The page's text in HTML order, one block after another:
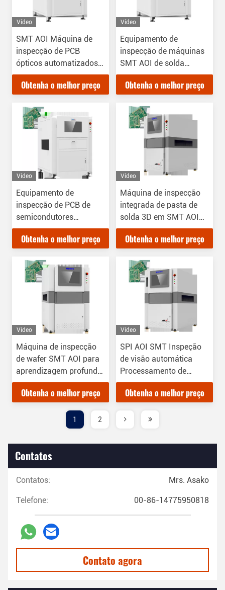
Vídeo
SMT AOI Máquina de
inspecção de PCB
ópticos automatizados
Windows OS System
Obtenha o melhor preço
Vídeo
Equipamento de
inspecção de máquinas
SMT AOI de solda
conjunta de 12 MP
Obtenha o melhor preço
Vídeo
Equipamento de
inspecção de PCB de
semicondutores
certificado ISO9000
Obtenha o melhor preço
Vídeo
Máquina de inspecção
integrada de pasta de
solda 3D em SMT AOI
Optical
Obtenha o melhor preço
Vídeo
Máquina de inspecção
de wafer SMT AOI para
aprendizagem profunda
de PCB
Obtenha o melhor preço
Vídeo
SPI AOI SMT Inspeção
de visão automática
Processamento de
imagem
Obtenha o melhor preço
1 2
Contatos
Contatos: Mrs. Asako
Telefone: 00-86-14775950818
Contato agora